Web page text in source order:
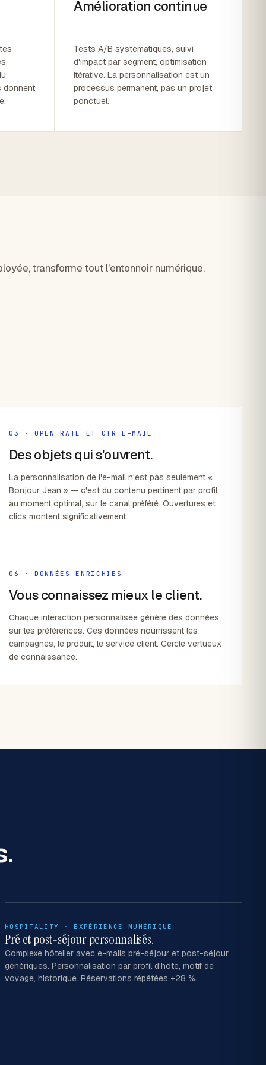
donnent
Amélioration continue
Tests A/B systématiques, suivi
d'impact par segment, optimisation
itérative. La personnalisation est un
processus permanent, pas un projet
ponctuel.
transforme tout l'entonnoir numérique.
03 · OPEN RATE ET CTR E-MAIL
Des objets qui s'ouvrent.
La personnalisation de l'e-mail n'est pas seulement «
Bonjour Jean » — c'est du contenu pertinent par profil,
au moment optimal, sur le canal préféré. Ouvertures et
clics montent significativement.
06 · DONNÉES ENRICHIES
Vous connaissez mieux le client.
Chaque interaction personnalisée génère des données
sur les préférences. Ces données nourrissent les
campagnes, le produit, le service client. Cercle vertueux
de connaissance.
HOSPITALITY · EXPÉRIENCE NUMÉRIQUE
Pré et post-séjour personnalisés.
Complexe hôtelier avec e-mails pré-séjour et post-séjour
génériques. Personnalisation par profil d'hôte, motif de
voyage, historique. Réservations répétées +28 %.